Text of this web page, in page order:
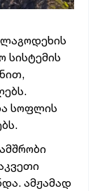
ლაგოდეხის
სისტემის
სოფლის
ამჟამად